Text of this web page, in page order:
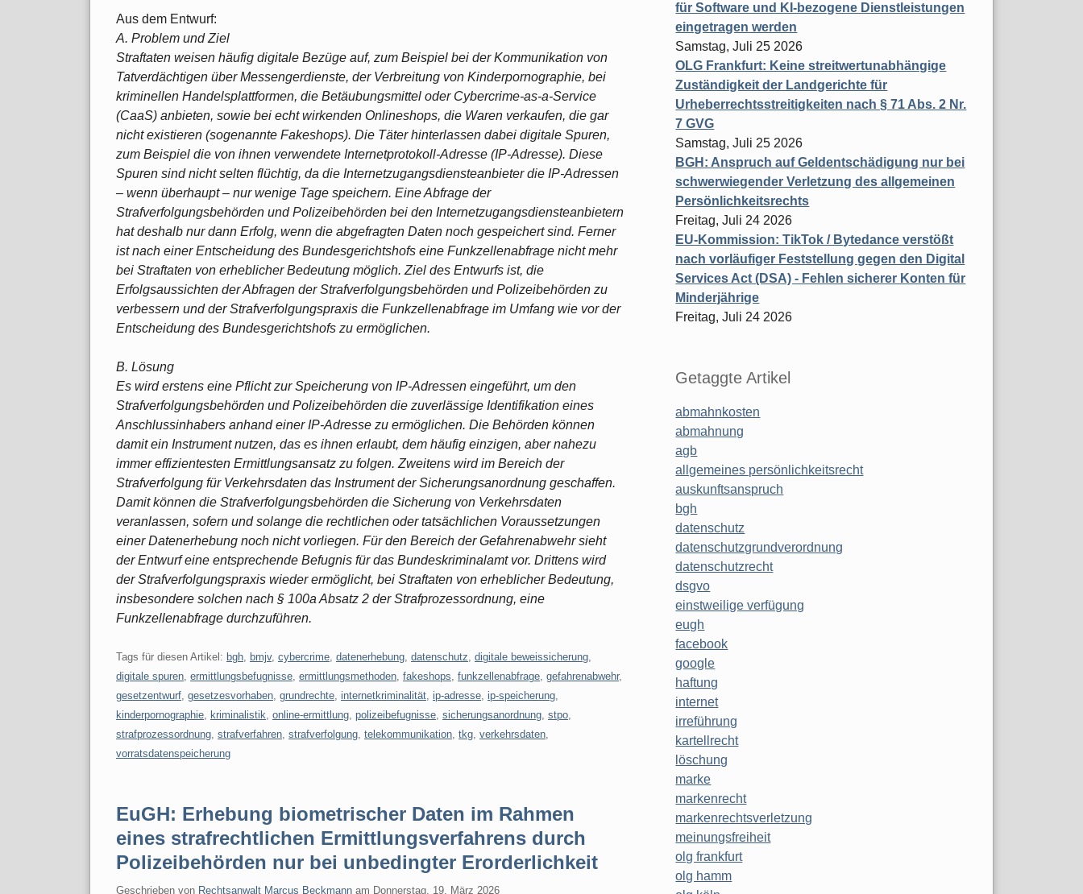
Aus dem Entwurf:
A. Problem und Ziel
Straftaten weisen häufig digitale Bezüge auf, zum Beispiel bei der Kommunikation von
Tatverdächtigen über Messengerdienste, der Verbreitung von Kinderpornographie, bei
kriminellen Handelsplattformen, die Betäubungsmittel oder Cybercrime-as-a-Service
(CaaS) anbieten, sowie bei echt wirkenden Onlineshops, die Waren verkaufen, die gar
nicht existieren (sogenannte Fakeshops). Die Täter hinterlassen dabei digitale Spuren,
zum Beispiel die von ihnen verwendete Internetprotokoll-Adresse (IP-Adresse). Diese
Spuren sind nicht selten flüchtig, da die Internetzugangsdiensteanbieter die IP-Adressen
– wenn überhaupt – nur wenige Tage speichern. Eine Abfrage der
Strafverfolgungsbehörden und Polizeibehörden bei den Internetzugangsdiensteanbietern
hat deshalb nur dann Erfolg, wenn die abgefragten Daten noch gespeichert sind. Ferner
ist nach einer Entscheidung des Bundesgerichtshofs eine Funkzellenabfrage nicht mehr
bei Straftaten von erheblicher Bedeutung möglich. Ziel des Entwurfs ist, die
Erfolgsaussichten der Abfragen der Strafverfolgungsbehörden und Polizeibehörden zu
verbessern und der Strafverfolgungspraxis die Funkzellenabfrage im Umfang wie vor der
Entscheidung des Bundesgerichtshofs zu ermöglichen.
B. Lösung
Es wird erstens eine Pflicht zur Speicherung von IP-Adressen eingeführt, um den
Strafverfolgungsbehörden und Polizeibehörden die zuverlässige Identifikation eines
Anschlussinhabers anhand einer IP-Adresse zu ermöglichen. Die Behörden können
damit ein Instrument nutzen, das es ihnen erlaubt, dem häufig einzigen, aber nahezu
immer effizientesten Ermittlungsansatz zu folgen. Zweitens wird im Bereich der
Strafverfolgung für Verkehrsdaten das Instrument der Sicherungsanordnung geschaffen.
Damit können die Strafverfolgungsbehörden die Sicherung von Verkehrsdaten
veranlassen, sofern und solange die rechtlichen oder tatsächlichen Voraussetzungen
einer Datenerhebung noch nicht vorliegen. Für den Bereich der Gefahrenabwehr sieht
der Entwurf eine entsprechende Befugnis für das Bundeskriminalamt vor. Drittens wird
der Strafverfolgungspraxis wieder ermöglicht, bei Straftaten von erheblicher Bedeutung,
insbesondere solchen nach § 100a Absatz 2 der Strafprozessordnung, eine
Funkzellenabfrage durchzuführen.
Tags für diesen Artikel: bgh bmjv, cybercrime datenerhebung datenschutz digitale beweissicherung
digitale spuren ermittlungsbefugnisse ermittlungsmethoden fakeshops funkzellenabfrage gefahrenabwehr,
gesetzentwurf gesetzesvorhaben grundrechte internetkriminalität ip-adresse ip-speicherung
kinderpornographie
kriminalistik online-ermittlung polizeibefugnisse sicherungsanordnung stpo
strafprozessordnung strafverfahren strafverfolgung telekommunikation tkg verkehrsdaten
vorratsdatenspeicherung
EuGH: Erhebung biometrischer Daten im Rahmen
eines strafrechtlichen Ermittlungsverfahrens durch
Polizeibehörden nur bei unbedingter Erorderlichkeit
Geschrieben von Rechtsanwalt Marcus Beckmann am Donnerstag, 19. März 2026
für Software und KI-bezogene Dienstleistungen
eingetragen werden
Samstag, Juli 25 2026
OLG Frankfurt: Keine streitwertunabhängige
Zuständigkeit der Landgerichte für
Urheberrechtsstreitigkeiten nach § 71 Abs. 2 Nr.
7 GVG
Samstag, Juli 25 2026
BGH: Anspruch auf Geldentschädigung nur bei
schwerwiegender Verletzung des allgemeinen
Persönlichkeitsrechts
Freitag, Juli 24 2026
EU-Kommission: TikTok / Bytedance verstößt
nach vorläufiger Feststellung gegen den Digital
Services Act (DSA) - Fehlen sicherer Konten für
Minderjährige
Freitag, Juli 24 2026
Getaggte Artikel
abmahnkosten
abmahnung
agb
allgemeines persönlichkeitsrecht
auskunftsanspruch
bgh
datenschutz
datenschutzgrundverordnung
datenschutzrecht
dsgvo
einstweilige verfügung
eugh
facebook
google
haftung
internet
irreführung
kartellrecht
löschung
marke
markenrecht
markenrechtsverletzung
meinungsfreiheit
olg frankfurt
olg hamm